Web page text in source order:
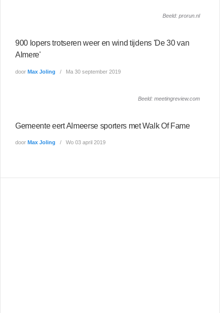
Beeld: prorun.nl
900 lopers trotseren weer en wind tijdens 'De 30 van
Almere'
door Max Joling Ma 30 september 2019
Beeld: meetingreview.com
Gemeente eert Almeerse sporters met Walk Of Fame
door Max Joling Wo 03 april 2019